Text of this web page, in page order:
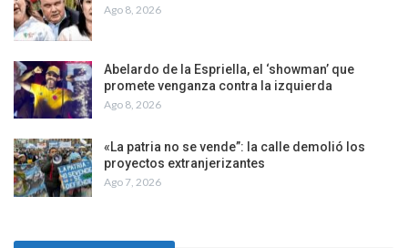
Ago 8, 2026
Abelardo de la Espriella, el ‘showman’ que
promete venganza contra la izquierda
Ago 8, 2026
«La patria no se vende”: la calle demolió los
proyectos extranjerizantes
Ago 7, 2026